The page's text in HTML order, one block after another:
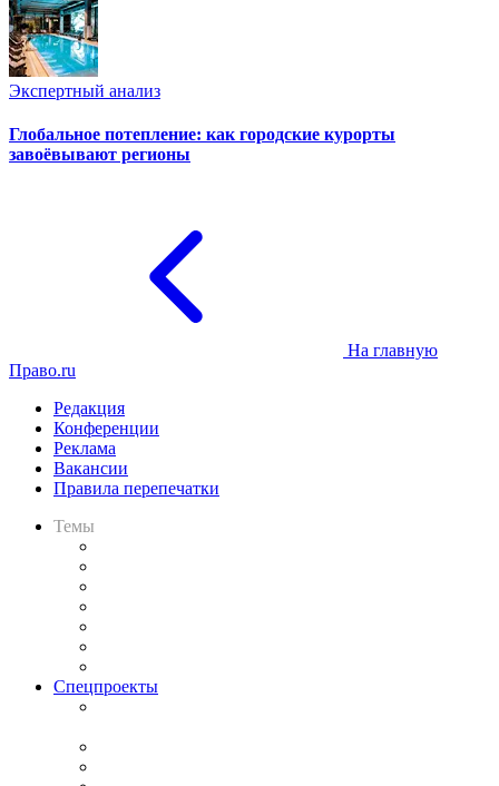
Экспертный анализ
Глобальное потепление: как городские курорты
завоёвывают регионы
На главную
Право.ru
Редакция
Конференции
Реклама
Вакансии
Правила перепечатки
Темы
Спецпроекты